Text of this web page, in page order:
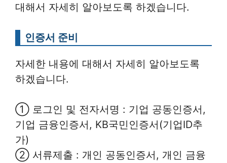
대해서 자세히 알아보도록 하겠습니다.
인증서 준비
자세한 내용에 대해서 자세히 알아보도록
하겠습니다.
① 로그인 및 전자서명 : 기업 공동인증서,
기업 금융인증서, KB국민인증서(기업ID추
가)
② 서류제출 : 개인 공동인증서, 개인 금융